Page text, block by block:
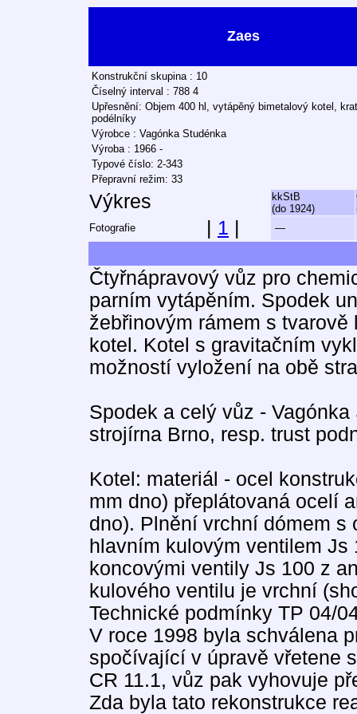
Zaes
Konstrukční skupina : 10
Číselný interval : 788 4
Upřesnění: Objem 400 hl, vytápěný bimetalový kotel,
podélníky
Výrobce : Vagónka Studénka
Výroba : 1966 -
Typové číslo: 2-343
Přepravní režim: 33
Výkres
kkStB
(do 1924)
Fotografie
1 —
Čtyřnápravový vůz pro
parním vytápěním. Spodek
žebřinovým rámem s
kotel. Kotel s gravitačním
možností vyložení na obě
Spodek a celý vůz -
strojírna Brno, resp. trust
Kotel: materiál - ocel
mm dno) přeplátovaná ocelí
dno). Plnění vrchní dómem
hlavním kulovým ventilem
koncovými ventily Js 100 z
kulového ventilu je vrchní
Technické podmínky TP 04/
V roce 1998 byla schválena
spočívající v úpravě vřetene
CR 11.1, vůz pak vyhovuje
Zda byla tato rekonstrukce